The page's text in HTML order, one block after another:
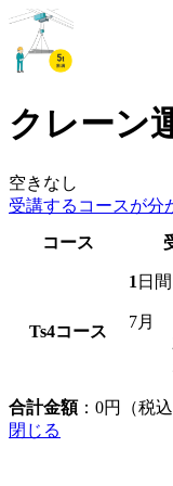
クレーン
空きなし
受講するコースが分
コース
Ts4コース
1 日
7月
合計金額： 0円（税込
閉じる